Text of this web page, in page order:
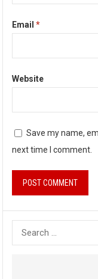
Email*
Website
Save my name,
next time I comment.
Search
for: